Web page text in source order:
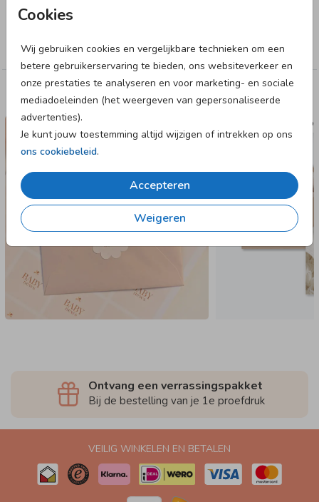
Cookies
Wij gebruiken cookies en vergelijkbare technieken om een
betere gebruikerservaring te bieden, ons websiteverkeer en
onze prestaties te analyseren en voor marketing- en sociale
mediadoeleinden (het weergeven van gepersonaliseerde
advertenties).
Je kunt jouw toestemming altijd wijzigen of intrekken op ons
ons cookiebeleid.
Accepteren
Weigeren
Collectie
Bedankkaart
Deze designs vind je misschien ook leuk
SLUITSTICKER
Ontvang een verrassingspakket
Bij de bestelling van je 1e proefdruk
VEILIG WINKELEN EN BETALEN